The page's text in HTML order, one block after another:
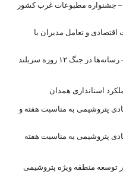
جشنواره مطبوعات غرب کشور
و تعامل مدیران با
رئیس هیأت‌مدیره خانه مطبوعات کشور – رسانه‌ها در جنگ ۱۲ روزه سربلند
استانداری همدان
پتروشیمی به مناسبت هفته و
پتروشیمی به مناسبت هفته
توسعه منطقه ویژه پتروشیمی